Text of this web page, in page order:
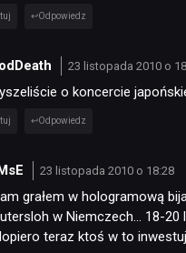
Odpowiedz
23 listopada 2010 o
o koncercie
Odpowiedz
23 listopada 2010 o 18:28
grałem w hologramową
w Niemczech… 18-20
teraz ktoś w to